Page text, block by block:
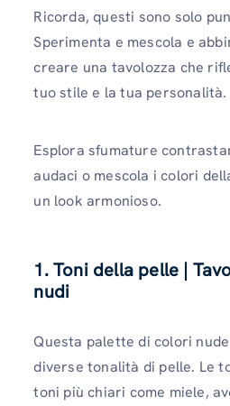
Ricorda, questi sono solo
Sperimenta e mescola e
creare una tavolozza che
tuo stile e la tua personalità.
Esplora sfumature
audaci o mescola i colori
un look armonioso.
1. Toni della pelle |
nudi
Questa palette di colori
diverse tonalità di pelle. Le
toni più chiari come miele,